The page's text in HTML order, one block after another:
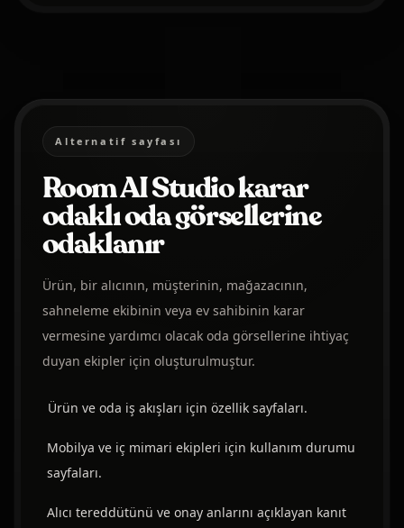
Alternatif sayfası
Room AI Studio karar
odaklı oda görsellerine
odaklanır
Ürün, bir alıcının, müşterinin, mağazacının,
sahneleme ekibinin veya ev sahibinin karar
vermesine yardımcı olacak oda görsellerine ihtiyaç
duyan ekipler için oluşturulmuştur.
Ürün ve oda iş akışları için özellik sayfaları.
Mobilya ve iç mimari ekipleri için kullanım durumu
sayfaları.
Alıcı tereddütünü ve onay anlarını açıklayan kanıt